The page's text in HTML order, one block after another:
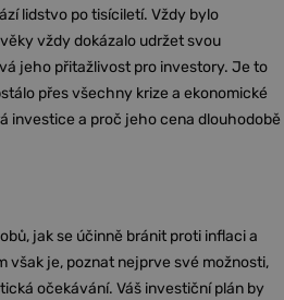
lidstvo po tisíciletí. Vždy bylo
vždy dokázalo udržet svou
jeho přitažlivost pro investory. Je to
přes všechny krize a ekonomické
investice a proč jeho cena dlouhodobě
jak se účinně bránit proti inflaci a
však je, poznat nejprve své možnosti,
očekávání. Váš investiční plán by